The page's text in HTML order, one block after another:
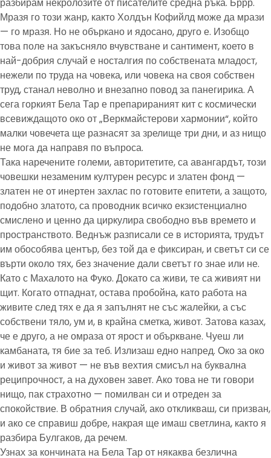
разбирам некролозите от писателите средна ръка. Бррр.
Мразя го този жанр, както Холдън Кофийлд може да мрази
— го мразя. Но не объркано и ядосано, друго е. Изобщо
това поле на закъсняло вчувстване и сантимент, което в
най-добрия случай е носталгия по собствената младост,
нежели по труда на човека, или човека на своя собствен
труд, станал неволно и внезапно повод за панегирика. А
сега горкият Бела Тар е препарираният кит с космически
всевиждащото око от „Веркмайстерови хармонии“, който
малки човечета ще разнасят за зрелище три дни, и аз нищо
не мога да направя по въпроса.
Така наречените големи, авторитетите, са авангардът, този
човешки незаменим културен ресурс и златен фонд —
златен не от инертен захлас по готовите епитети, а защото,
подобно златото, са проводник всичко екзистенциално
смислено и ценно да циркулира свободно във времето и
пространството. Веднъж разписали се в историята, трудът
им обособява център, без той да е фиксиран, и светът си се
върти около тях, без значение дали светът го знае или не.
Като с Махалото на Фуко. Докато са живи, те са живият ни
щит. Когато отпаднат, остава пробойна, като работа на
живите след тях е да я запълнят не със жалейки, а със
собствени тяло, ум и, в крайна сметка, живот. Затова казах,
че е друго, а не омраза от ярост и объркване. Чуеш ли
камбаната, тя бие за теб. Излизаш едно напред. Око за око
и живот за живот — не във вехтия смисъл на буквална
реципрочност, а на духовен завет. Ако това не ти говори
нищо, пак страхотно — помилван си и отреден за
спокойствие. В обратния случай, ако откликваш, си призван,
и ако се справиш добре, накрая ще имаш светлина, както я
разбира Булгаков, да речем.
Узнах за кончината на Бела Тар от някаква безлична